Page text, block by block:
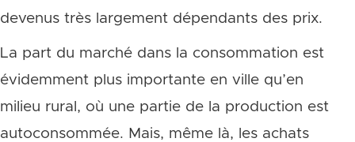
devenus très largement dépendants des prix.
La part du marché dans la consommation est
évidemment plus importante en ville qu’en
milieu rural, où une partie de la production est
autoconsommée. Mais, même là, les achats